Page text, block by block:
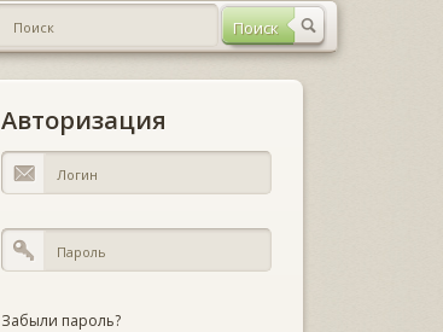
Авторизация
Забыли пароль?